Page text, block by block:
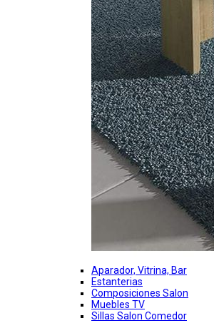
Aparador, Vitrina, Bar
Estanterias
Composiciones Salon
Muebles TV
Sillas Salon Comedor